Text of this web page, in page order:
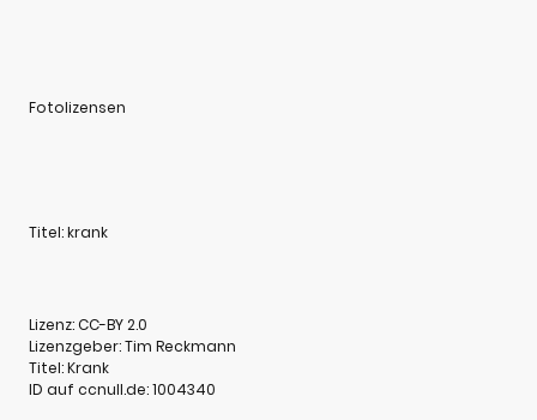
Fotolizensen
Titel: krank
Lizenz: CC-BY 2.0
Lizenzgeber: Tim Reckmann
Titel: Krank
ID auf ccnull.de: 1004340